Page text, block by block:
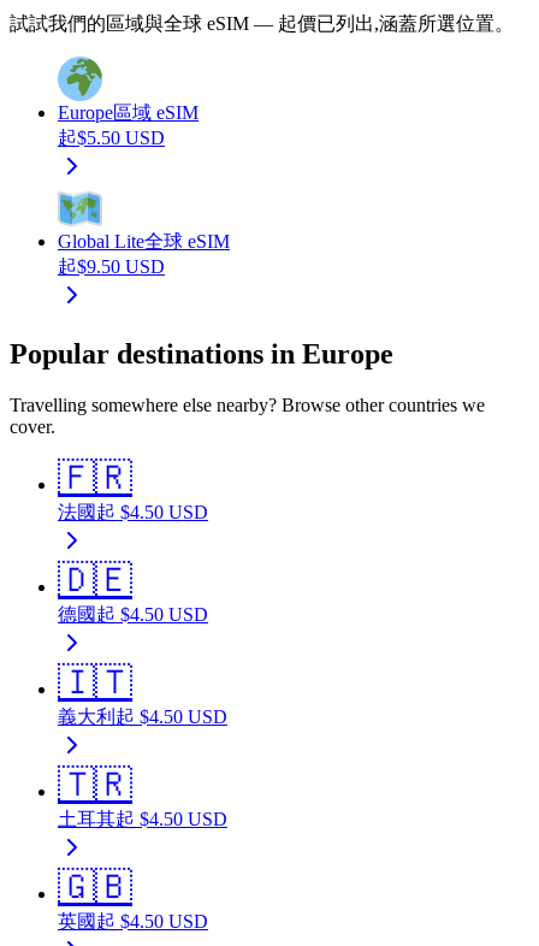
試試我們的區域與全球 eSIM — 起價已列出,涵蓋所選位置。
Europe區域 eSIM
起$5.50 USD
Global Lite全球 eSIM
起$9.50 USD
Popular destinations in Europe
Travelling somewhere else nearby? Browse other countries we
cover.
🇫🇷
法國起 $4.50 USD
🇩🇪
德國起 $4.50 USD
🇮🇹
義大利 起 $4.50 USD
🇹🇷
土耳其起 $4.50 USD
🇬🇧
英國起 $4.50 USD